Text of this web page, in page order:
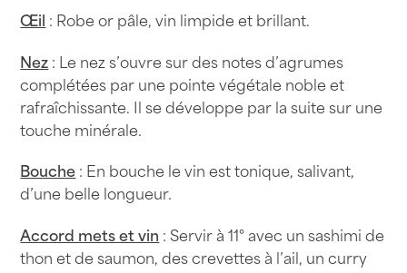
Œil : Robe or pâle, vin limpide et brillant.
Nez: Le nez s’ouvre sur des notes d’agrumes
complétées par une pointe végétale noble et
rafraîchissante. Il se développe par la suite sur une
touche minérale.
Bouche: En bouche le vin est tonique, salivant,
d’une belle longueur.
Accord mets et vin : Servir à 11° avec un sashimi de
thon et de saumon, des crevettes à l’ail, un curry